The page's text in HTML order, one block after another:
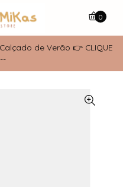
de Verão 👉 CLIQUE
0